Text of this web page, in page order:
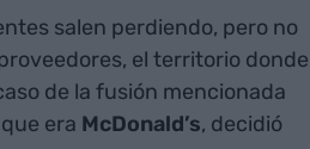
salen perdiendo, pero no
el territorio donde
de la fusión mencionada
era McDonald’s, decidió